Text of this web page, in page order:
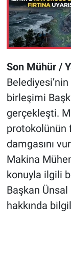
Son Mühür /
birleşimi
gerçekleşti.
protokolünün
damgasını
Makina
konuyla ilgili
Başkan
hakkında